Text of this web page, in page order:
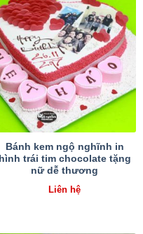
Bánh kem ngộ nghĩnh in
hình trái tim chocolate tặng
nữ dễ thương
Liên hệ